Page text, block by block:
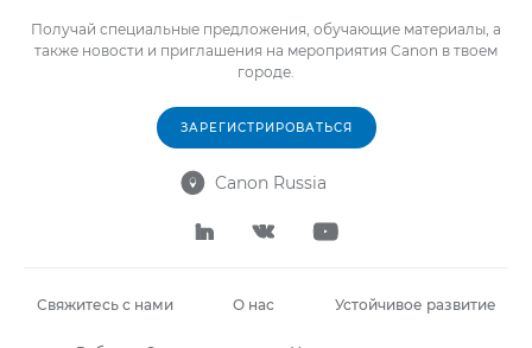
Получай специальные предложения, обучающие материалы, а
также новости и приглашения на мероприятия Canon в твоем
городе.
ЗАРЕГИСТРИРОВАТЬСЯ
 Canon Russia
  
Свяжитесь с нами О нас Устойчивое развитие